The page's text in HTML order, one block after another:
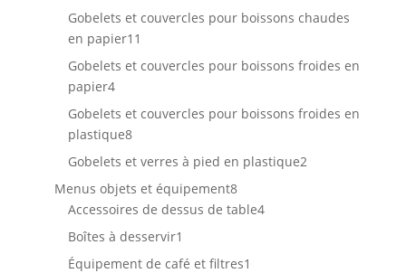
produits
Gobelets et couvercles pour boissons chaudes
en papier11
produits
Gobelets et couvercles pour boissons froides en
papier44
produits
Gobelets et couvercles pour boissons froides en
plastique88
produits
Gobelets et verres à pied en plastique22
Menus objets et équipement88
produits
Accessoires de dessus de table44
Boîtes à desservir1
produit
Équipement de café et filtres1